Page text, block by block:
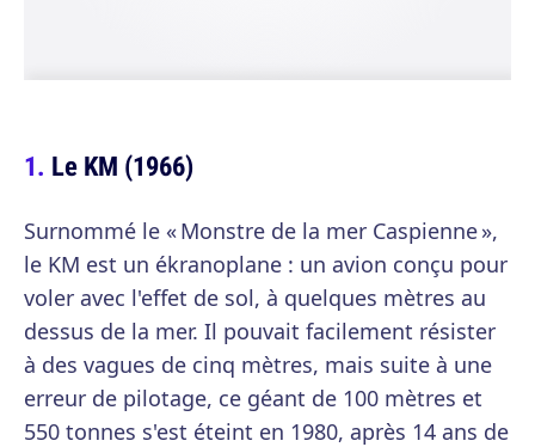
Le KM (1966)
Surnommé le « Monstre de la mer Caspienne »,
le KM est un ékranoplane : un avion conçu pour
voler avec l'effet de sol, à quelques mètres au
dessus de la mer. Il pouvait facilement résister
à des vagues de cinq mètres, mais suite à une
erreur de pilotage, ce géant de 100 mètres et
550 tonnes s'est éteint en 1980, après 14 ans de